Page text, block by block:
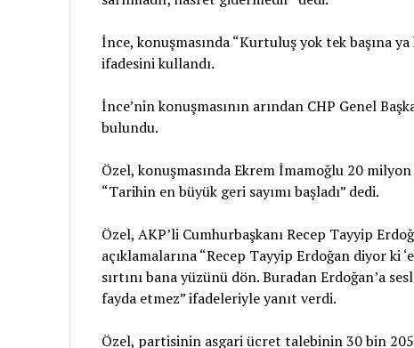
İnce, konuşmasında “Kurtuluş yok tek başına
ifadesini kullandı.
İnce’nin konuşmasının arından CHP Genel
bulundu.
Özel, konuşmasında Ekrem İmamoğlu 20 milyon
“Tarihin en büyük geri sayımı başladı” dedi.
Özel, AKP’li Cumhurbaşkanı Recep Tayyip
açıklamalarına “Recep Tayyip Erdoğan diyor ki
sırtını bana yüzünü dön. Buradan Erdoğan’a
fayda etmez” ifadeleriyle yanıt verdi.
Özel, partisinin asgari ücret talebinin 30 bin